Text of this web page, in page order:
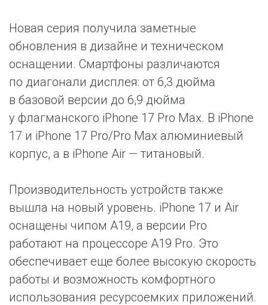
Новая серия получила заметные
обновления в дизайне и техническом
оснащении. Смартфоны различаются
по диагонали дисплея: от 6,3 дюйма
в базовой версии до 6,9 дюйма
у флагманского iPhone 17 Pro Max. В iPhone
17 и iPhone 17 Pro/Pro Max алюминиевый
корпус, а в iPhone Air — титановый.
Производительность устройств также
вышла на новый уровень. iPhone 17 и Air
оснащены чипом A19, а версии Pro
работают на процессоре A19 Pro. Это
обеспечивает еще более высокую скорость
работы и возможность комфортного
использования ресурсоемких приложений.